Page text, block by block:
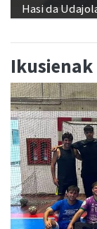
Hasi da
Ikusienak